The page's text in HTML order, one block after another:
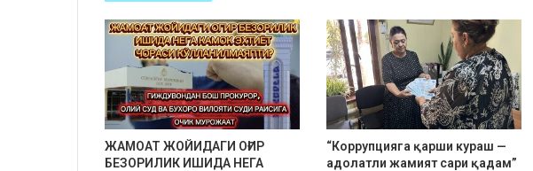
ЖАМОАТ ЖОЙИДАГИ ОҒИР
БЕЗОРИЛИК ИШИДА НЕГА
“Коррупцияга қарши кураш —
адолатли жамият сари қадам”